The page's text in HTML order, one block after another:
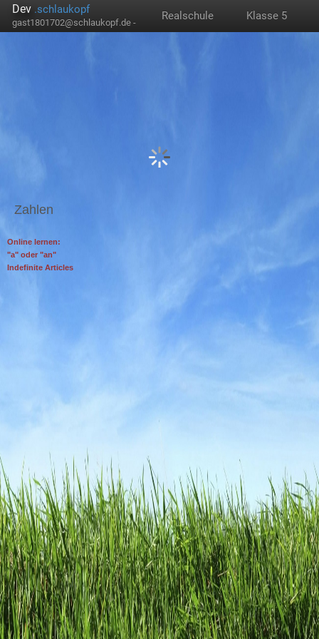
Dev .schlaukopf
gast1801702@schlaukopf.de -
Realschule Klasse 5
Zahlen
Online lernen:
"a" oder "an"
Indefinite Articles